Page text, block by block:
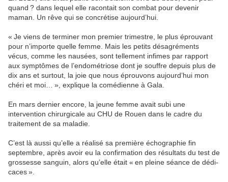
quand ? dans lequel elle racontait son combat pour devenir
maman. Un rêve qui se concrétise aujourd’hui.
« Je viens de terminer mon premier trimestre, le plus éprouvant
pour n’importe quelle femme. Mais les petits désagréments
vécus, comme les nausées, sont tellement infimes par rapport
aux symptômes de l’endométriose dont je souffre depuis plus de
dix ans et surtout, la joie que nous éprouvons aujourd­’hui mon
chéri et moi… », explique la comédienne à Gala.
En mars dernier encore, la jeune femme avait subi une
intervention chirurgicale au CHU de Rouen dans le cadre du
traitement de sa maladie.
C’est là aussi qu’elle a réalisé sa première échographie fin
septembre, après avoir eu la confirmation des résultats du test de
grossesse sanguin, alors qu’elle était « en pleine séance de dédi­
caces ».